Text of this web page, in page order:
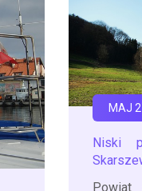
Niski
Powiat
MAJ